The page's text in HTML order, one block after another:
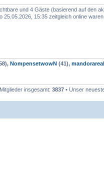
und 4 Gäste (basierend auf den
25.05.2026, 15:35 zeitgleich online waren.
NompensetwowN (41), mandorareal
insgesamt: 3837 • Unser